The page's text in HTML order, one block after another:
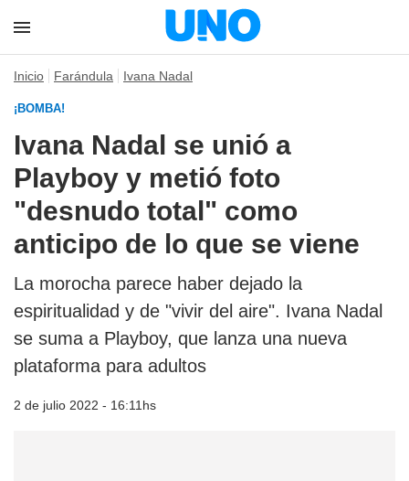
Inicio Farándula Ivana Nadal
¡BOMBA!
Ivana Nadal se unió a
Playboy y metió foto
"desnudo total" como
anticipo de lo que se viene
La morocha parece haber dejado la
espiritualidad y de "vivir del aire". Ivana Nadal
se suma a Playboy, que lanza una nueva
plataforma para adultos
2 de julio 2022 - 16:11hs